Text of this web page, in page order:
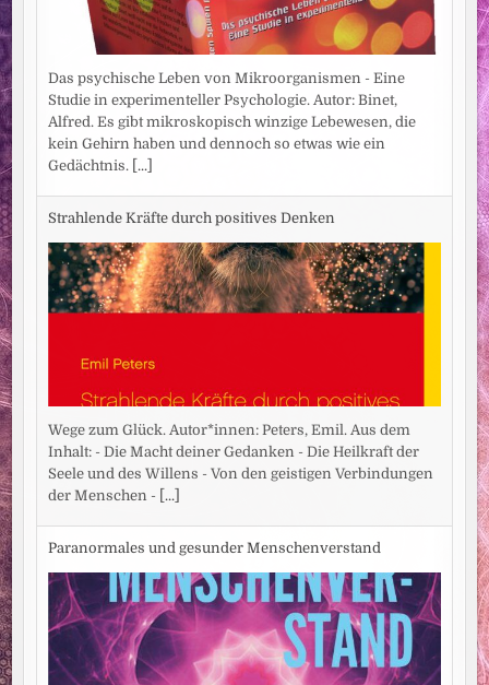
Das psychische Leben von Mikroorganismen - Eine
Studie in experimenteller Psychologie. Autor: Binet,
Alfred. Es gibt mikroskopisch winzige Lebewesen, die
kein Gehirn haben und dennoch so etwas wie ein
Gedächtnis. [...]
Strahlende Kräfte durch positives Denken
Wege zum Glück. Autor*innen: Peters, Emil. Aus dem
Inhalt: - Die Macht deiner Gedanken - Die Heilkraft der
Seele und des Willens - Von den geistigen Verbindungen
der Menschen - [...]
Paranormales und gesunder Menschenverstand